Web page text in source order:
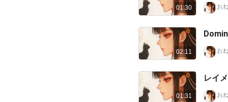
01:30 お
02:11 お
01:31
レイ
お